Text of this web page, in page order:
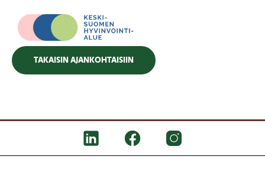
TAKAISIN AJANKOHTAISIIN